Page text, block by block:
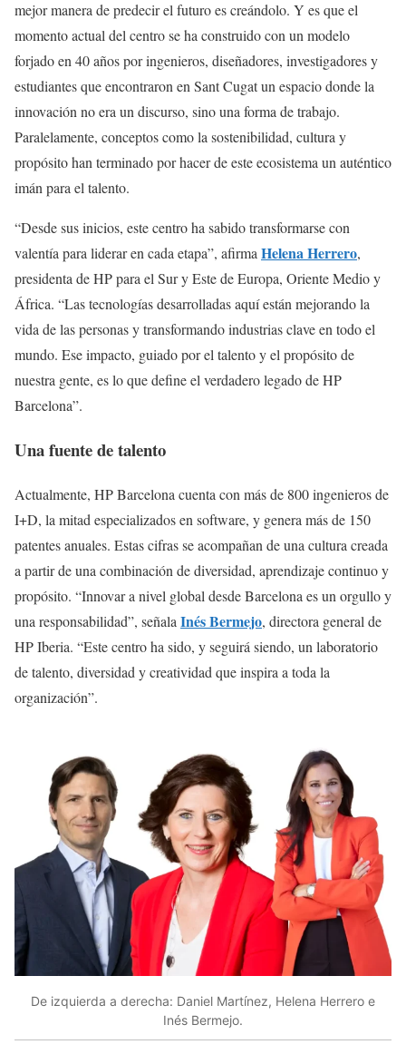
mejor manera de predecir el futuro es creándolo. Y es que el
momento actual del centro se ha construido con un modelo
forjado en 40 años por ingenieros, diseñadores, investigadores y
estudiantes que encontraron en Sant Cugat un espacio donde la
innovación no era un discurso, sino una forma de trabajo.
Paralelamente, conceptos como la sostenibilidad, cultura y
propósito han terminado por hacer de este ecosistema un auténtico
imán para el talento.
“Desde sus inicios, este centro ha sabido transformarse con
valentía para liderar en cada etapa”, afirma Helena Herrero,
presidenta de HP para el Sur y Este de Europa, Oriente Medio y
África. “Las tecnologías desarrolladas aquí están mejorando la
vida de las personas y transformando industrias clave en todo el
mundo. Ese impacto, guiado por el talento y el propósito de
nuestra gente, es lo que define el verdadero legado de HP
Barcelona”.
Una fuente de talento
Actualmente, HP Barcelona cuenta con más de 800 ingenieros de
I+D, la mitad especializados en software, y genera más de 150
patentes anuales. Estas cifras se acompañan de una cultura creada
a partir de una combinación de diversidad, aprendizaje continuo y
propósito. “Innovar a nivel global desde Barcelona es un orgullo y
una responsabilidad”, señala Inés Bermejo, directora general de
HP Iberia. “Este centro ha sido, y seguirá siendo, un laboratorio
de talento, diversidad y creatividad que inspira a toda la
organización”.
De izquierda a derecha: Daniel Martínez, Helena Herrero e
Inés Bermejo.